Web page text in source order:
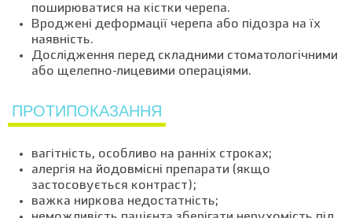
поширюватися на кістки черепа.
Вроджені деформації черепа або підозра на їх
наявність.
Дослідження перед складними стоматологічними
або щелепно-лицевими операціями.
ПРОТИПОКАЗАННЯ
вагітність, особливо на ранніх строках;
алергія на йодовмісні препарати (якщо
застосовується контраст);
важка ниркова недостатність;